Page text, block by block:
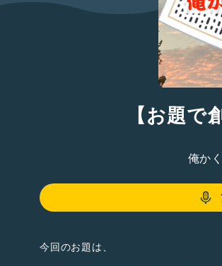
【お題で
俺か
今回のお題は、